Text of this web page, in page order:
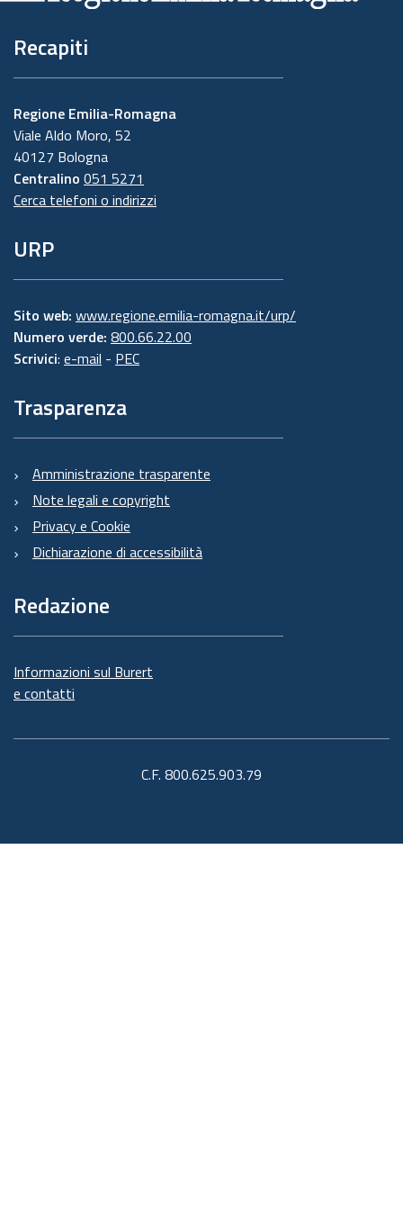
Recapiti
Regione Emilia-Romagna
Viale Aldo Moro, 52
40127 Bologna
Centralino 051 5271
Cerca telefoni o indirizzi
URP
Sito web: www.regione.emilia-romagna.it/urp/
Numero verde: 800.66.22.00
Scrivici: e-mail - PEC
Trasparenza
Amministrazione trasparente
Note legali e copyright
Privacy e Cookie
Dichiarazione di accessibilità
Redazione
Informazioni sul Burert
e contatti
C.F. 800.625.903.79